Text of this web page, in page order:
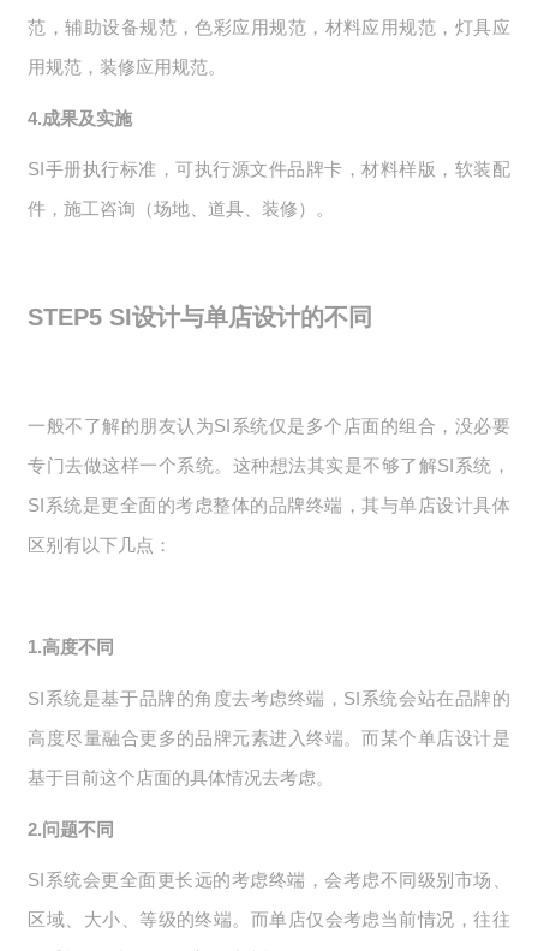
范，辅助设备规范，色彩应用规范，材料应用规范，灯具应
用规范，装修应用规范。
4.成果及实施
SI手册执行标准，可执行源文件品牌卡，材料样版，软装配
件，施工咨询（场地、道具、装修）。
STEP5 SI设计与单店设计的不同
一般不了解的朋友认为SI系统仅是多个店面的组合，没必要
专门去做这样一个系统。这种想法其实是不够了解SI系统，
SI系统是更全面的考虑整体的品牌终端，其与单店设计具体
区别有以下几点：
1.高度不同
SI系统是基于品牌的角度去考虑终端，SI系统会站在品牌的
高度尽量融合更多的品牌元素进入终端。而某个单店设计是
基于目前这个店面的具体情况去考虑。
2.问题不同
SI系统会更全面更长远的考虑终端，会考虑不同级别市场、
区域、大小、等级的终端。而单店仅会考虑当前情况，往往